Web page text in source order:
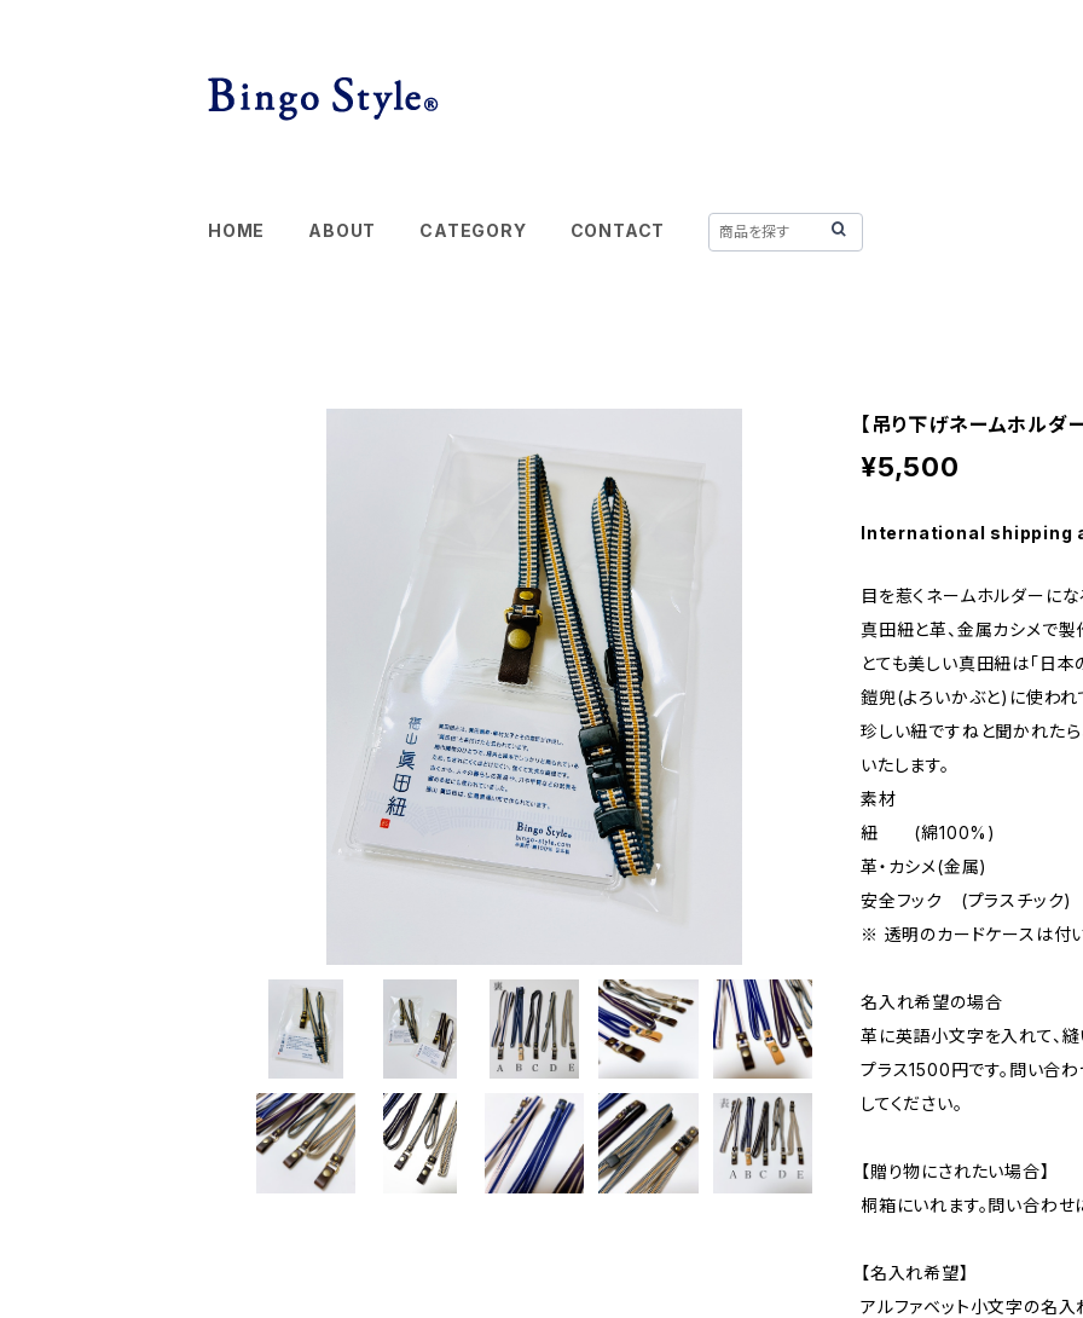
HOME ABOUT CATEGORY CONTACT
【吊り下げネームホルダ
¥5,500
International shipping
目を惹くネームホルダーに
真田紐と革、金属カシメで製
とても美しい真田紐は「日本
鎧兜(よろいかぶと)に使われ
珍しい紐ですねと聞かれたら
いたします。
素材
紐 (綿100%)
革・カシメ(金属)
安全フック (プラスチック)
※ 透明のカードケースは付い
名入れ希望の場合
革に英語小文字を入れて、
プラス1500円です。問い合
してください。
【贈り物にされたい場合】
桐箱にいれます。問い合わせ
【名入れ希望】
アルファベット小文字の名入